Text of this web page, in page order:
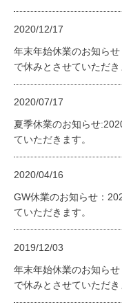
2020/12/17
年末年始休業のお知ら
で休みとさせていただき
2020/07/17
夏季休業のお知らせ
ていただきます。
2020/04/16
GW休業のお知らせ：
ていただきます。
2019/12/03
年末年始休業のお知ら
で休みとさせていただき